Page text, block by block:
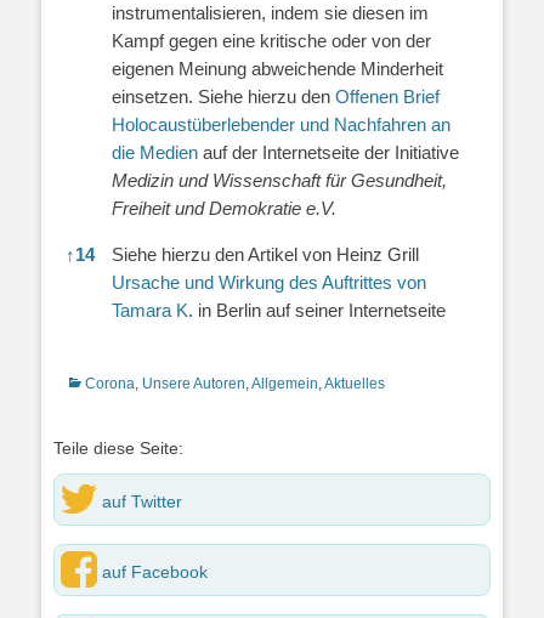
instrumentalisieren, indem sie diesen im
Kampf gegen eine kritische oder von der
eigenen Meinung abweichende Minderheit
einsetzen. Siehe hierzu den Offenen Brief
Holocaustüberlebender und Nachfahren an
die Medien auf der Internetseite der Initiative
Medizin und Wissenschaft für Gesundheit,
Freiheit und Demokratie e.V.
↑14
Siehe hierzu den Artikel von Heinz Grill
Ursache und Wirkung des Auftrittes von
Tamara K. in Berlin auf seiner Internetseite
Kategorien
Corona, Unsere Autoren,Allgemein,Aktuelles
Teile diese Seite:
auf Twitter
auf Facebook